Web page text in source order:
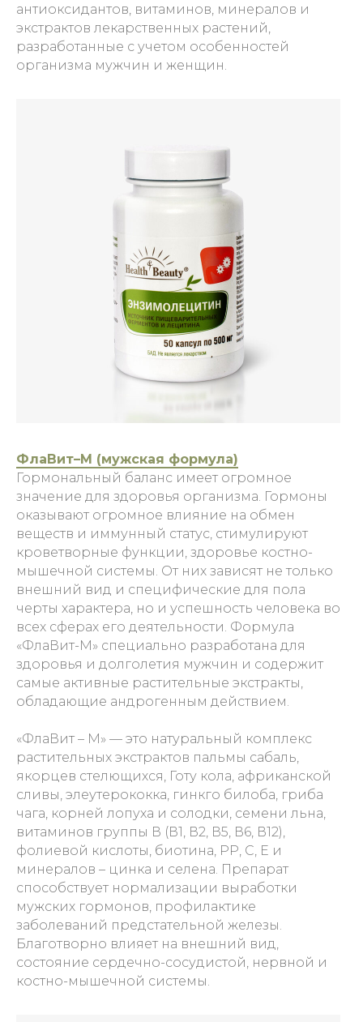
антиоксидантов, витаминов, минералов и
экстрактов лекарственных растений,
разработанные с учетом особенностей
организма мужчин и женщин.
ФлаВит–М (мужская формула)
Гормональный баланс имеет огромное
значение для здоровья организма. Гормоны
оказывают огромное влияние на обмен
веществ и иммунный статус, стимулируют
кроветворные функции, здоровье костно-
мышечной системы. От них зависят не только
внешний вид и специфические для пола
черты характера, но и успешность человека во
всех сферах его деятельности. Формула
«ФлаВит-М» специально разработана для
здоровья и долголетия мужчин и содержит
самые активные растительные экстракты,
обладающие андрогенным действием.
«ФлаВит – М» — это натуральный комплекс
растительных экстрактов пальмы сабаль,
якорцев стелющихся, Готу кола, африканской
сливы, элеутерококка, гинкго билоба, гриба
чага, корней лопуха и солодки, семени льна,
витаминов группы В (В1, В2, В5, В6, В12),
фолиевой кислоты, биотина, РР, С, Е и
минералов – цинка и селена. Препарат
способствует нормализации выработки
мужских гормонов, профилактике
заболеваний предстательной железы.
Благотворно влияет на внешний вид,
состояние сердечно-сосудистой, нервной и
костно-мышечной системы.